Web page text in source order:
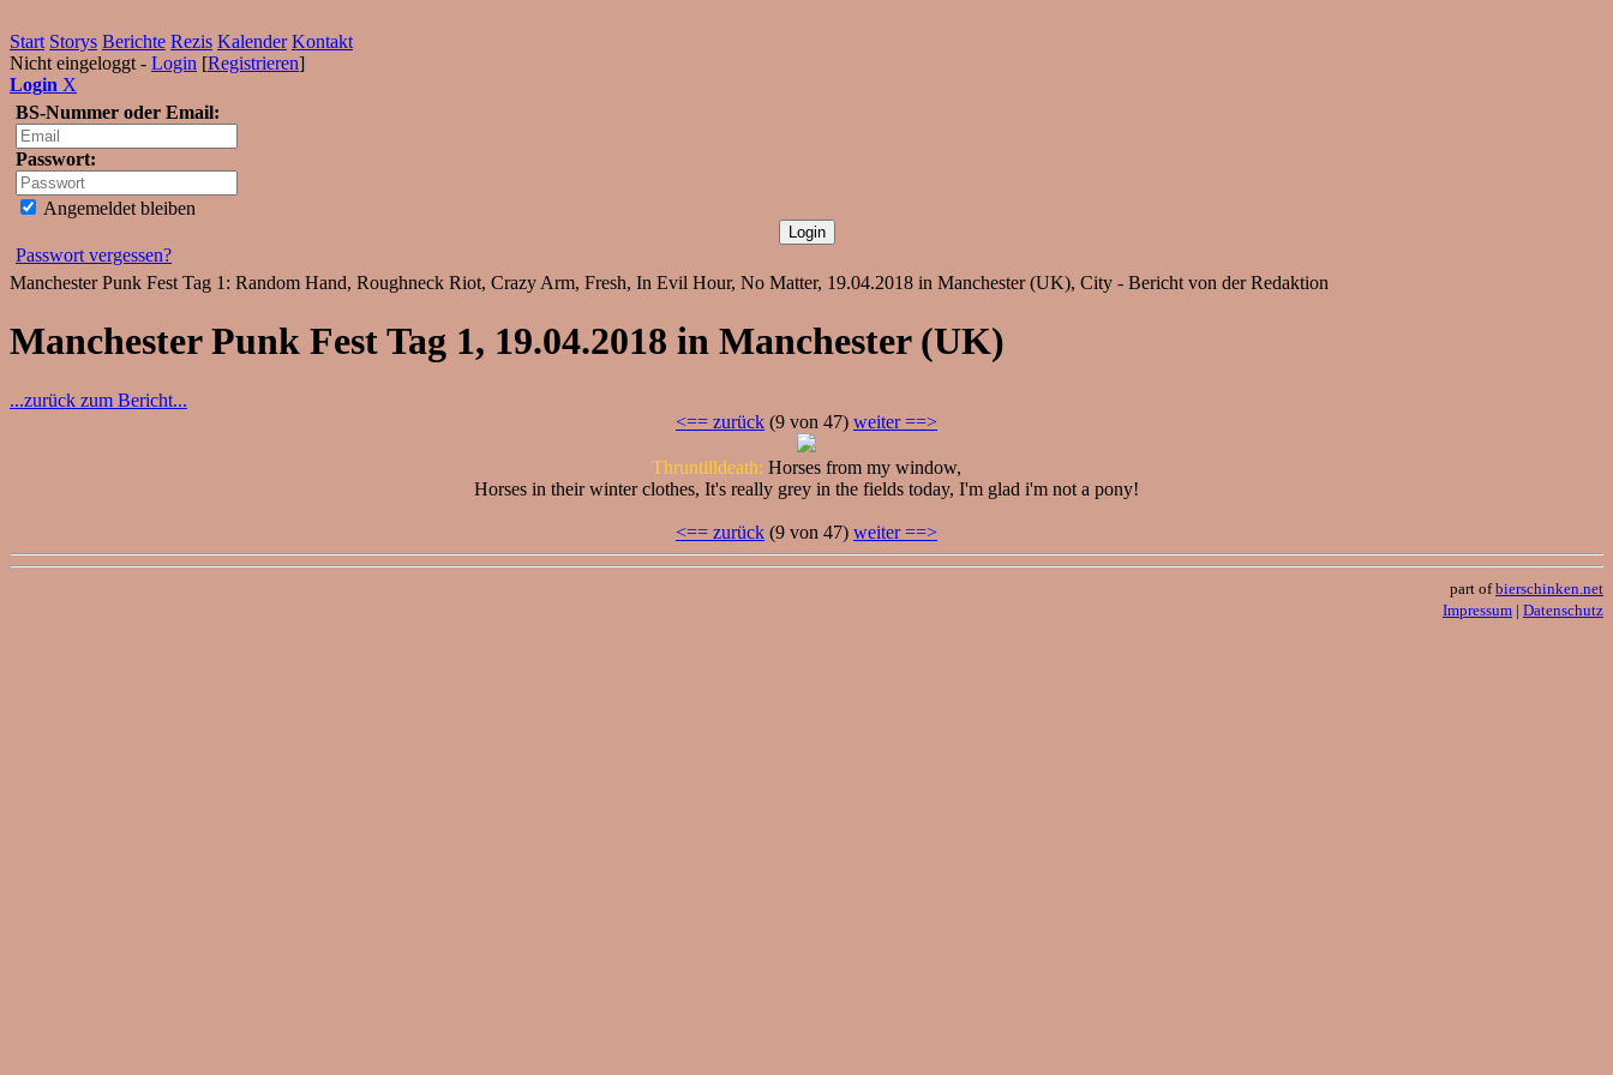
Start Storys Berichte Rezis Kalender Kontakt
Nicht eingeloggt - Login [Registrieren]
Login X
BS-Nummer oder Email:
Passwort:
Angemeldet bleiben
Passwort vergessen?
Manchester Punk Fest Tag 1: Random Hand, Roughneck Riot, Crazy Arm, Fresh, In Evil Hour, No Matter, 19.04.2018 in Manchester (UK), City - Bericht von der Redaktion
Manchester Punk Fest Tag 1, 19.04.2018 in Manchester (UK)
...zurück zum Bericht...
<== zurück (9 von 47) weiter ==>
Thruntilldeath: Horses from my window,
Horses in their winter clothes, It's really grey in the fields today, I'm glad i'm not a pony!
<== zurück (9 von 47) weiter ==>
part ofbierschinken.net
Impressum | Datenschutz